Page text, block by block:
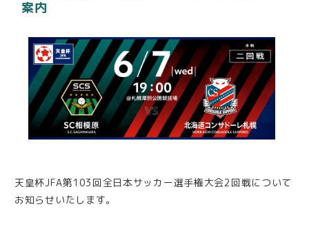
案内
天皇杯JFA第103回全日本サッカー選手権大会2回戦について
お知らせいたします。